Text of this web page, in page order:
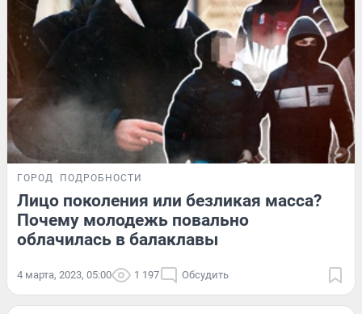
ГОРОД ПОДРОБНОСТИ
Лицо поколения или безликая масса?
Почему молодежь повально
облачилась в балаклавы
4 марта, 2023, 05:00 1 197 Обсудить